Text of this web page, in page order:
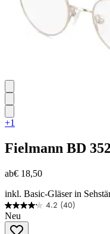
+1
Fielmann BD
ab€ 18,50
inkl. Basic-Gläser in
4.2 (40)
4.2
von
Neu